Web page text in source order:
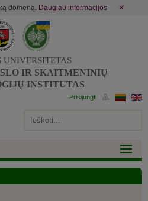
domeną. Daugiau informacijos ✕
IR SKAITMENINIŲ
INSTITUTAS